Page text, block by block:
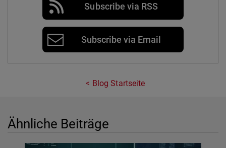
Subscribe via RSS
Subscribe via Email
Blog Startseite
Ähnliche Beiträge